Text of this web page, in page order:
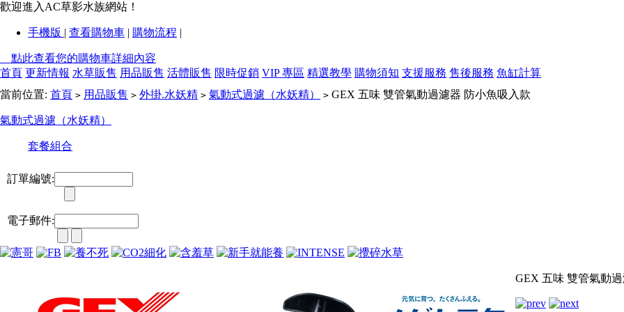
歡迎進入AC草影水族網站！
手機版 | 查看購物車 | 購物流程 |
點此查看您的購物車詳細內容
首頁 更新情報 水草販售 用品販售 活體販售 限時促銷 VIP 專區 精選教學 購物須知 支援服務 售後服務 魚缸計算
當前位置: 首頁 > 用品販售 > 外掛.水妖精 > 氣動式過濾（水妖精） > GEX 五味 雙管氣動過濾器 防小魚吸入款
氣動式過濾（水妖精）
套餐組合
訂單編號:
電子郵件:
GEX 五味 雙管氣動